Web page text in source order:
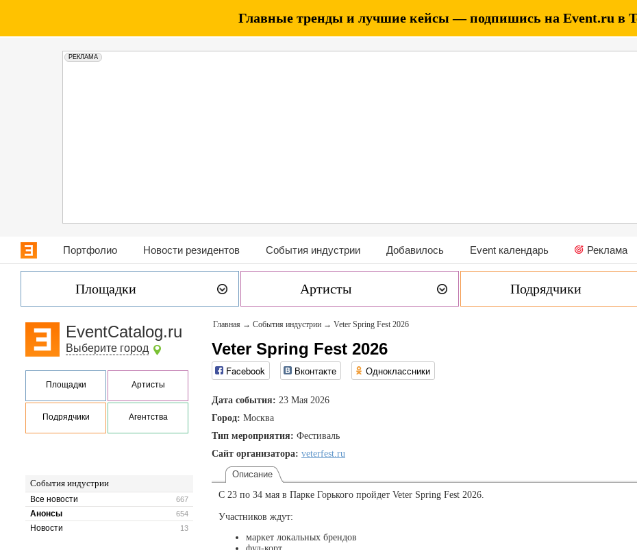
РЕКЛАМА
Главные тренды и лучшие кейсы — подпишись на Event.ru в
Портфолио Новости резидентов События индустрии Добавилось Event календарь Реклама
Площадки Артисты Подрядчики
EventCatalog.ru
Выберите город
Площадки Артисты
Подрядчики Агентства
События индустрии
667
Все новости
654
Анонсы
13
Новости
Главная → События индустрии → Veter Spring Fest 2026
Veter Spring Fest 2026
Facebook Вконтакте Одноклассники
Дата события: 23 Мая 2026
Город: Москва
Тип мероприятия: Фестиваль
Сайт организатора: veterfest.ru
Описание
С 23 по 34 мая в Парке Горького пройдет Veter Spring Fest 2026.
Участников ждут:
маркет локальных брендов